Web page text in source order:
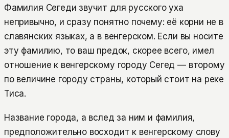
Фамилия Сегеди звучит для русского уха
непривычно, и сразу понятно почему: её корни не в
славянских языках, а в венгерском. Если вы носите
эту фамилию, то ваш предок, скорее всего, имел
отношение к венгерскому городу Сегед — второму
по величине городу страны, который стоит на реке
Тиса.
Название города, а вслед за ним и фамилия,
предположительно восходит к венгерскому слову